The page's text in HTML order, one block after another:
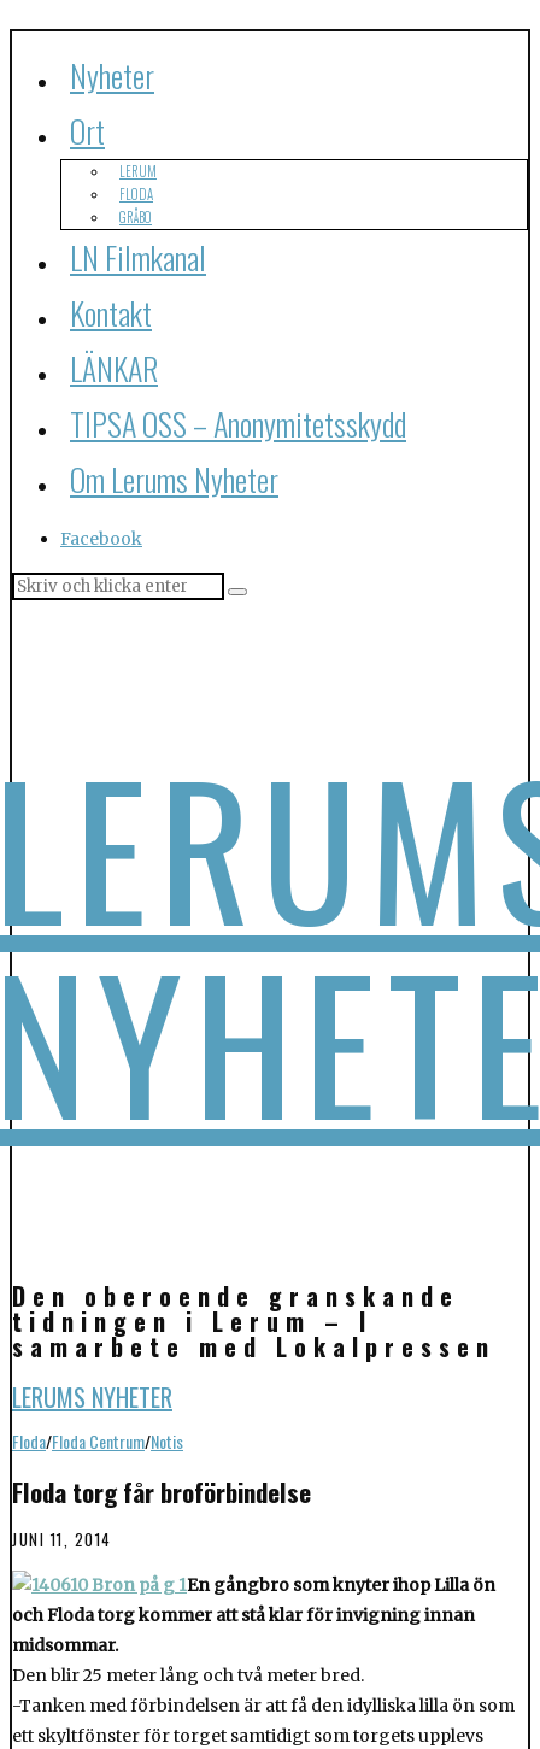
Nyheter
Ort
LERUM
FLODA
GRÅBO
LN Filmkanal
Kontakt
LÄNKAR
TIPSA OSS – Anonymitetsskydd
Om Lerums Nyheter
Facebook
Den oberoende granskande
tidningen i Lerum – I
samarbete med Lokalpressen
LERUMS NYHETER
Floda/Floda Centrum/Notis
Floda torg får broförbindelse
JUNI 11, 2014
En gångbro som knyter ihop Lilla ön
och Floda torg kommer att stå klar för invigning innan
midsommar.
Den blir 25 meter lång och två meter bred.
-Tanken med förbindelsen är att få den idylliska lilla ön som
ett skyltfönster för torget samtidigt som torgets upplevs